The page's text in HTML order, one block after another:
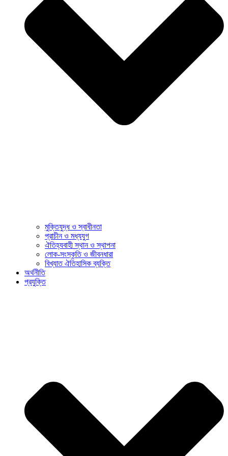
মুক্তিযুদ্ধ ও স্বাধীনতা
প্রাচীন ও মধ্যযুগ
ঐতিহ্যবাহী স্থান ও স্থাপনা
লোক-সংস্কৃতি ও জীবনধারা
বিখ্যাত ঐতিহাসিক ব্যক্তি
অর্থনীতি
প্রযুক্তি